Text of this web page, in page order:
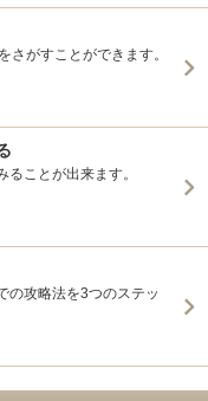
さがすことができます。
ことが出来ます。
の攻略法を3つのステッ